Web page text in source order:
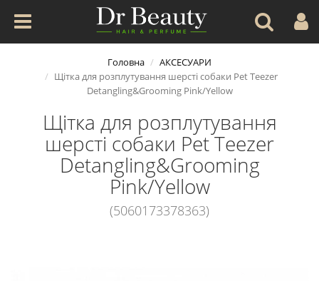
Головна
АКСЕСУАРИ
Щітка для розплутування шерсті собаки Pet Teezer
Detangling&Grooming Pink/Yellow
Щітка для розплутування
шерсті собаки Pet Teezer
Detangling&Grooming
Pink/Yellow
(5060173378363)